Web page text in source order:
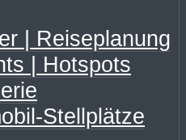
| Reiseplanung
| Hotspots
Stellplätze